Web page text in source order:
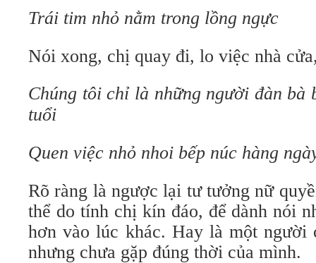
Trái tim nhỏ nằm trong lồng ngực
Nói xong, chị quay đi, lo việc nhà
Chúng tôi chỉ là những người đàn bà
tuổi
Quen việc nhỏ nhoi bếp núc hàng
Rõ ràng là ngược lại tư tưởng nữ
thể do tính chị kín đáo, để dành nói
hơn vào lúc khác. Hay là một người
nhưng chưa gặp đúng thời của mình.